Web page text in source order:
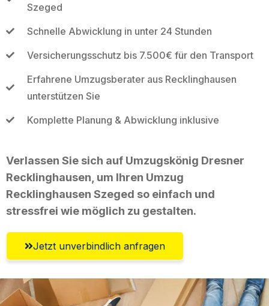
Szeged
Schnelle Abwicklung in unter 24 Stunden
Versicherungsschutz bis 7.500€ für den Transport
Erfahrene Umzugsberater aus Recklinghausen
unterstützen Sie
Komplette Planung & Abwicklung inklusive
Verlassen Sie sich auf Umzugskönig Dresner
Recklinghausen, um Ihren Umzug
Recklinghausen Szeged so einfach und
stressfrei wie möglich zu gestalten.
Jetzt unverbindlich anfragen